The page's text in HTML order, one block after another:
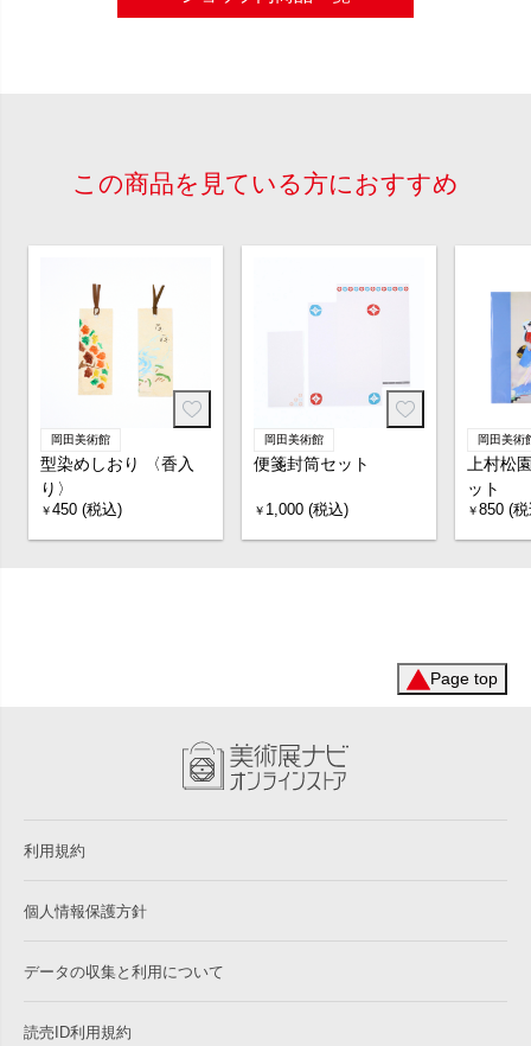
この商品を見ている方におすすめ
岡田美術館
型染めしおり 〈香入
り〉
￥450 (税込)
岡田美術館
便箋封筒セット
￥ 1,000 (税込)
岡田美術
上村松
ット
￥850 (
Page top
利用規約
個人情報保護方針
データの収集と利用について
読売ID利用規約